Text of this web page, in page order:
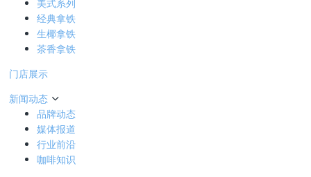
美式系列
经典拿铁
生椰拿铁
茶香拿铁
门店展示
新闻动态
品牌动态
媒体报道
行业前沿
咖啡知识